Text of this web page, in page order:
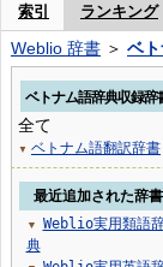
索引 ランキング
Weblio 辞書 ＞ ベ
ベトナム語辞典収録辞
全て
▼ ベトナム語翻訳辞書
最近追加された辞書
▼
Weblio実用類語
典